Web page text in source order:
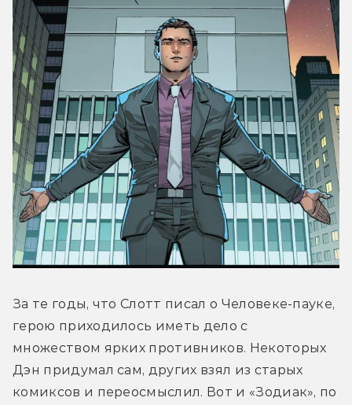
За те годы, что Слотт писал о Человеке-пауке,
герою приходилось иметь дело с
множеством ярких противников. Некоторых
Дэн придумал сам, других взял из старых
комиксов и переосмыслил. Вот и «Зодиак», по